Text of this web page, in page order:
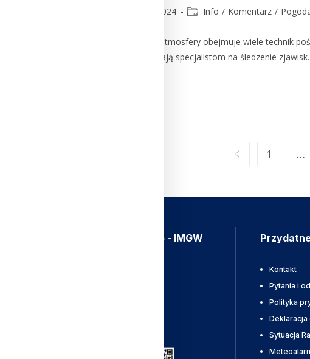
18 lipca 2024 Info / Komentarz /
Nowoczesny monitoring atmosfery obejmuje wiele technik
danych z tych baz pozwalają specjalistom na śledzenie
1 …
Aplikacja Meteo - IMGW
Kontakt
Pytania i
Polityka
Deklaracja
Sytuacja